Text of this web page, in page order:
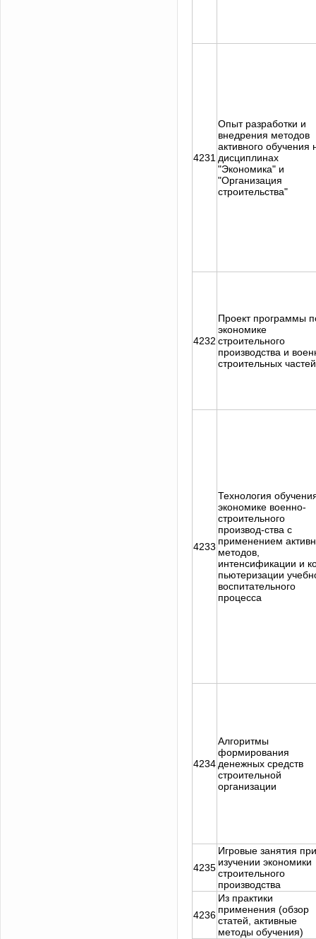
4231
Опыт разработки и
внедрения методов
активного обучения
дисциплинах
"Экономика" и
"Организация
строительства"
4232
Проект программы
экономике
строительного
производства и
строительных частей
4233
Технология
экономике военно-
строительного
производ-ства с
применением
методов,
интенсификации и
пьютеризации
воспитательного
процесса
4234
Алгоритмы
формирования
денежных средств
строительной
организации
4235
Игровые занятия при
изучении экономики
строительного
производства
4236
Из практики
применения (обзор
статей, активные
методы обучения)